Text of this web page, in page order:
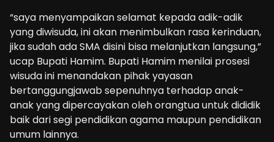
“saya menyampaikan selamat kepada adik-adik
yang diwisuda, ini akan menimbulkan rasa kerinduan,
jika sudah ada SMA disini bisa melanjutkan langsung,”
ucap Bupati Hamim. Bupati Hamim menilai prosesi
wisuda ini menandakan pihak yayasan
bertanggungjawab sepenuhnya terhadap anak-
anak yang dipercayakan oleh orangtua untuk dididik
baik dari segi pendidikan agama maupun pendidikan
umum lainnya.